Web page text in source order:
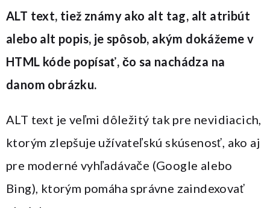
ALT text, tiež známy ako alt tag, alt atribút
alebo alt popis, je spôsob, akým dokážeme v
HTML kóde popísať, čo sa nachádza na
danom obrázku.
ALT text je veľmi dôležitý tak pre nevidiacich,
ktorým zlepšuje užívateľskú skúsenosť, ako aj
pre moderné vyhľadávače (Google alebo
Bing), ktorým pomáha správne zaindexovať